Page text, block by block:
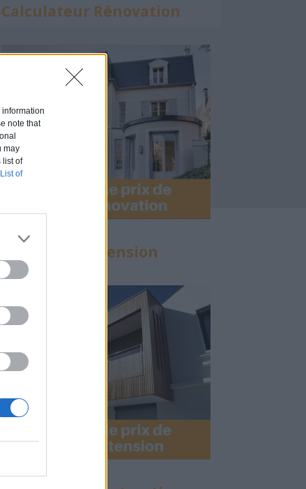
note that
may
list of
of
Calculateur Rénovation
Calculette Extension